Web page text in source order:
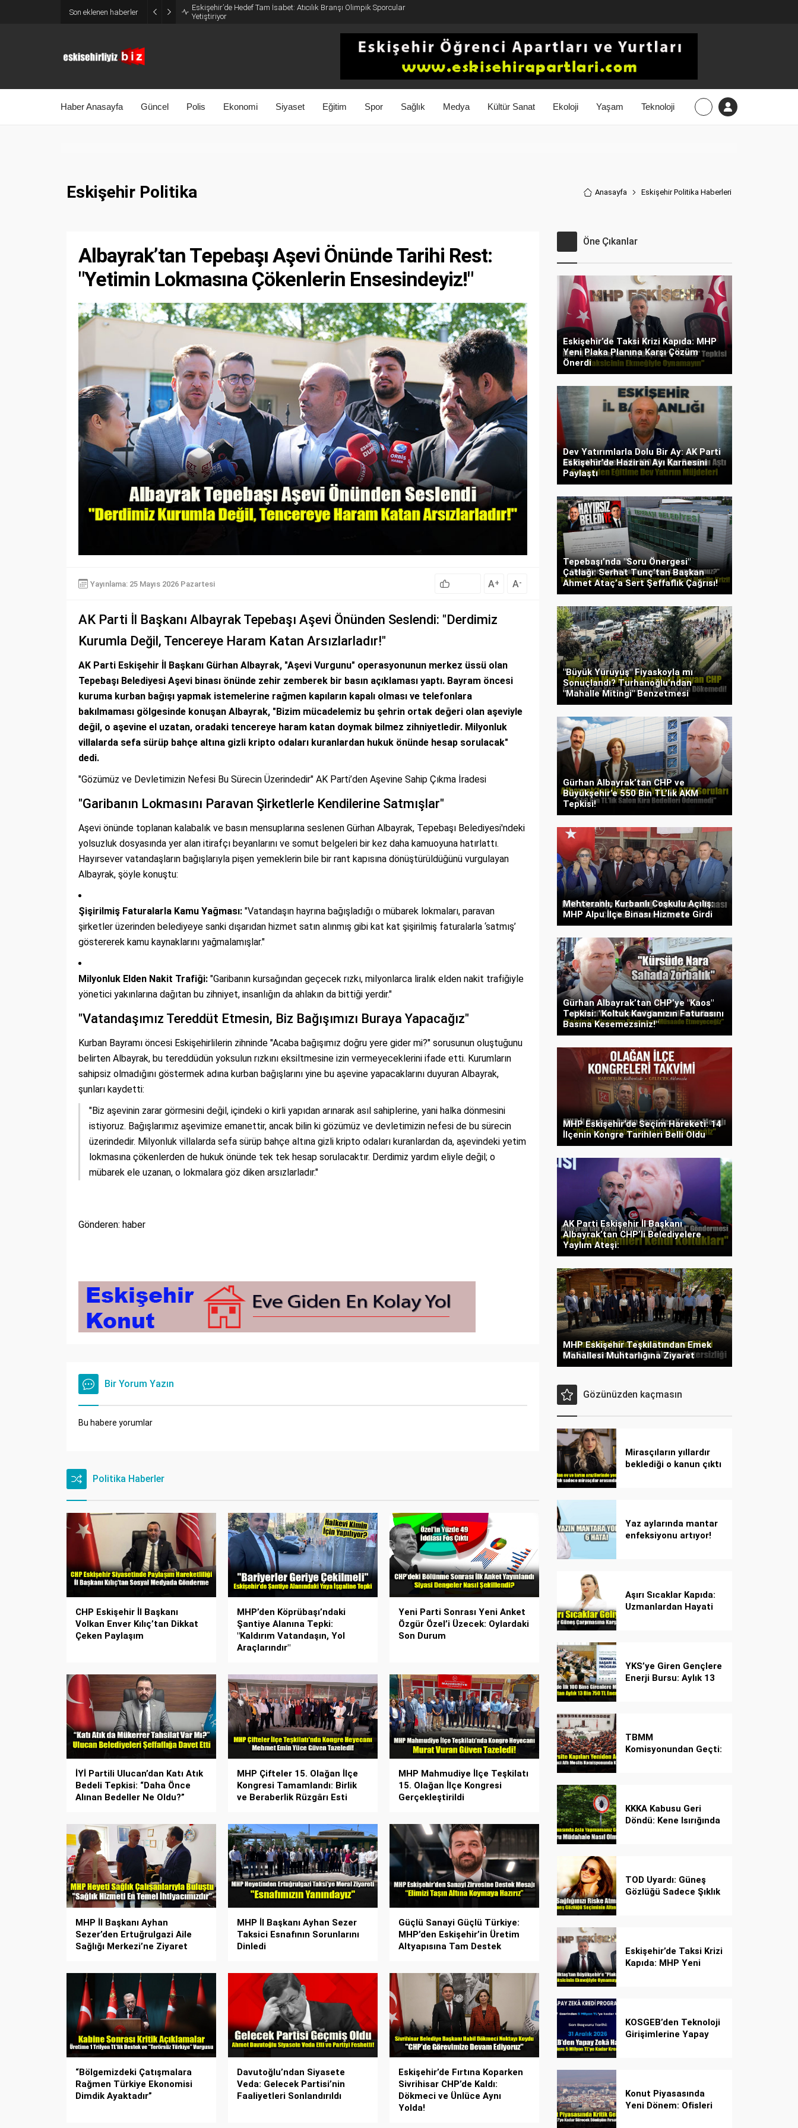
Son eklenen haberler
Eskişehir’de Hedef Tam İsabet: Atıcılık Branşı Olimpik Sporcular
Yetiştiriyor
Haber Anasayfa Güncel Polis Ekonomi Siyaset Eğitim Spor Sağlık Medya Kültür Sanat Ekoloji Yaşam Teknoloji
Eskişehir Politika Anasayfa Eskişehir Politika Haberleri
Albayrak’tan Tepebaşı Aşevi Önünde Tarihi Rest:
"Yetimin Lokmasına Çökenlerin Ensesindeyiz!"
Yayınlama: 25 Mayıs 2026 Pazartesi A+ A-
AK Parti İl Başkanı Albayrak Tepebaşı Aşevi Önünden Seslendi: "Derdimiz
Kurumla Değil, Tencereye Haram Katan Arsızlarladır!"
AK Parti Eskişehir İl Başkanı Gürhan Albayrak, "Aşevi Vurgunu" operasyonunun merkez üssü olan
Tepebaşı Belediyesi Aşevi binası önünde zehir zemberek bir basın açıklaması yaptı. Bayram öncesi
kuruma kurban bağışı yapmak istemelerine rağmen kapıların kapalı olması ve telefonlara
bakılmaması gölgesinde konuşan Albayrak, "Bizim mücadelemiz bu şehrin ortak değeri olan aşeviyle
değil, o aşevine el uzatan, oradaki tencereye haram katan doymak bilmez zihniyetledir. Milyonluk
villalarda sefa sürüp bahçe altına gizli kripto odaları kuranlardan hukuk önünde hesap sorulacak"
dedi.
"Gözümüz ve Devletimizin Nefesi Bu Sürecin Üzerindedir" AK Parti’den Aşevine Sahip Çıkma İradesi
"Garibanın Lokmasını Paravan Şirketlerle Kendilerine Satmışlar"
Aşevi önünde toplanan kalabalık ve basın mensuplarına seslenen Gürhan Albayrak, Tepebaşı Belediyesi'ndeki
yolsuzluk dosyasında yer alan itirafçı beyanlarını ve somut belgeleri bir kez daha kamuoyuna hatırlattı.
Hayırsever vatandaşların bağışlarıyla pişen yemeklerin bile bir rant kapısına dönüştürüldüğünü vurgulayan
Albayrak, şöyle konuştu:
Şişirilmiş Faturalarla Kamu Yağması: "Vatandaşın hayrına bağışladığı o mübarek lokmaları, paravan
şirketler üzerinden belediyeye sanki dışarıdan hizmet satın alınmış gibi kat kat şişirilmiş faturalarla ‘satmış’
göstererek kamu kaynaklarını yağmalamışlar."
Milyonluk Elden Nakit Trafiği: "Garibanın kursağından geçecek rızkı, milyonlarca liralık elden nakit trafiğiyle
yönetici yakınlarına dağıtan bu zihniyet, insanlığın da ahlakın da bittiği yerdir."
"Vatandaşımız Tereddüt Etmesin, Biz Bağışımızı Buraya Yapacağız"
Kurban Bayramı öncesi Eskişehirlilerin zihninde "Acaba bağışımız doğru yere gider mi?" sorusunun oluştuğunu
belirten Albayrak, bu tereddüdün yoksulun rızkını eksiltmesine izin vermeyeceklerini ifade etti. Kurumların
sahipsiz olmadığını göstermek adına kurban bağışlarını yine bu aşevine yapacaklarını duyuran Albayrak,
şunları kaydetti:
"Biz aşevinin zarar görmesini değil, içindeki o kirli yapıdan arınarak asıl sahiplerine, yani halka dönmesini
istiyoruz. Bağışlarımız aşevimize emanettir, ancak bilin ki gözümüz ve devletimizin nefesi de bu sürecin
üzerindedir. Milyonluk villalarda sefa sürüp bahçe altına gizli kripto odaları kuranlardan da, aşevindeki yetim
lokmasına çökenlerden de hukuk önünde tek tek hesap sorulacaktır. Derdimiz yardım eliyle değil; o
mübarek ele uzanan, o lokmalara göz diken arsızlarladır."
Gönderen: haber
Bir Yorum Yazın
Bu habere yorumlar
Politika Haberler
CHP Eskişehir İl Başkanı
Volkan Enver Kılıç’tan Dikkat
Çeken Paylaşım
MHP’den Köprübaşı’ndaki
Şantiye Alanına Tepki:
"Kaldırım Vatandaşın, Yol
Araçlarındır"
Yeni Parti Sonrası Yeni Anket
Özgür Özel’i Üzecek: Oylardaki
Son Durum
İYİ Partili Ulucan’dan Katı Atık
Bedeli Tepkisi: “Daha Önce
Alınan Bedeller Ne Oldu?”
MHP Çifteler 15. Olağan İlçe
Kongresi Tamamlandı: Birlik
ve Beraberlik Rüzgârı Esti
MHP Mahmudiye İlçe Teşkilatı
15. Olağan İlçe Kongresi
Gerçekleştirildi
MHP İl Başkanı Ayhan
Sezer’den Ertuğrulgazi Aile
Sağlığı Merkezi’ne Ziyaret
MHP İl Başkanı Ayhan Sezer
Taksici Esnafının Sorunlarını
Dinledi
Güçlü Sanayi Güçlü Türkiye:
MHP’den Eskişehir’in Üretim
Altyapısına Tam Destek
“Bölgemizdeki Çatışmalara
Rağmen Türkiye Ekonomisi
Dimdik Ayaktadır”
Davutoğlu’ndan Siyasete
Veda: Gelecek Partisi’nin
Faaliyetleri Sonlandırıldı
Eskişehir’de Fırtına Koparken
Sivrihisar CHP’de Kaldı:
Dökmeci ve Ünlüce Aynı
Yolda!
Öne Çıkanlar
Eskişehir’de Taksi Krizi Kapıda: MHP
Yeni Plaka Planına Karşı Çözüm
Önerdi
Dev Yatırımlarla Dolu Bir Ay: AK Parti
Eskişehir’de Haziran Ayı Karnesini
Paylaştı
Tepebaşı’nda "Soru Önergesi"
Çatlağı: Serhat Tunç’tan Başkan
Ahmet Ataç’a Sert Şeffaflık Çağrısı!
"Büyük Yürüyüş" Fiyaskoyla mı
Sonuçlandı? Turhanoğlu’ndan
"Mahalle Mitingi" Benzetmesi
Gürhan Albayrak’tan CHP ve
Büyükşehir’e 550 Bin TL’lik AKM
Tepkisi!
Mehteranlı, Kurbanlı Coşkulu Açılış:
MHP Alpu İlçe Binası Hizmete Girdi
Gürhan Albayrak’tan CHP’ye "Kaos"
Tepkisi: "Koltuk Kavganızın Faturasını
Basına Kesemezsiniz!"
MHP Eskişehir’de Seçim Hareketi: 14
İlçenin Kongre Tarihleri Belli Oldu
AK Parti Eskişehir İl Başkanı
Albayrak’tan CHP’li Belediyelere
Yaylım Ateşi:
MHP Eskişehir Teşkilatından Emek
Mahallesi Muhtarlığına Ziyaret
Gözünüzden kaçmasın
Mirasçıların yıllardır
beklediği o kanun çıktı
Yaz aylarında mantar
enfeksiyonu artıyor!
Aşırı Sıcaklar Kapıda:
Uzmanlardan Hayati
YKS’ye Giren Gençlere
Enerji Bursu: Aylık 13
TBMM
Komisyonundan Geçti:
KKKA Kabusu Geri
Döndü: Kene Isırığında
TOD Uyardı: Güneş
Gözlüğü Sadece Şıklık
Eskişehir’de Taksi Krizi
Kapıda: MHP Yeni
KOSGEB’den Teknoloji
Girişimlerine Yapay
Konut Piyasasında
Yeni Dönem: Ofisleri